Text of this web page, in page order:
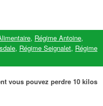
, Régime Antoine,
, Régime Seignalet, Régime
vous pouvez perdre 10 kilos